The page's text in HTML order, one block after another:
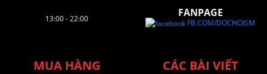
13:00 - 22:00 FANPAGE
FB.COM/DOCHOISM
MUA HÀNG CÁC BÀI VIẾT